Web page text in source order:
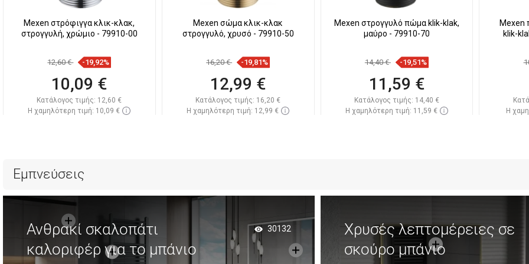
Mexen στρόφιγγα κλικ-κλακ,
στρογγυλή, χρώμιο - 79910-00
12,60 € -19,92%
10,09 €
Κατάλογος τιμής: 12,60 €
Η χαμηλότερη τιμή: 10,09 €
Mexen σώμα κλικ-κλακ
στρογγυλό, χρυσό - 79910-50
16,20 € -19,81%
12,99 €
Κατάλογος τιμής: 16,20 €
Η χαμηλότερη τιμή: 12,99 €
Mexen στρογγυλό πώμα klik-klak,
μαύρο - 79910-70
14,40 € -19,51%
11,59 €
Κατάλογος τιμής: 14,40 €
Η χαμηλότερη τιμή: 11,59 €
Mexen
klik-
Η
Εμπνεύσεις
Ανθρακί σκαλοπάτι
καλοριφέρ για το μπάνιο
30132
Χρυσές λεπτομέρειες σε
σκούρο μπάνιο